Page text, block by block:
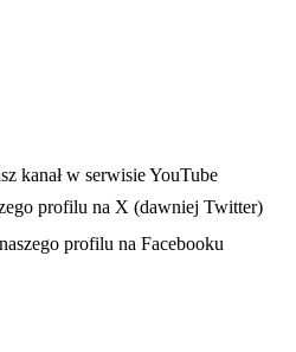
w nowej karcie
kanał w serwisie YouTube
profilu na X (dawniej Twitter)
w nowej karcieprofilu na Facebooku